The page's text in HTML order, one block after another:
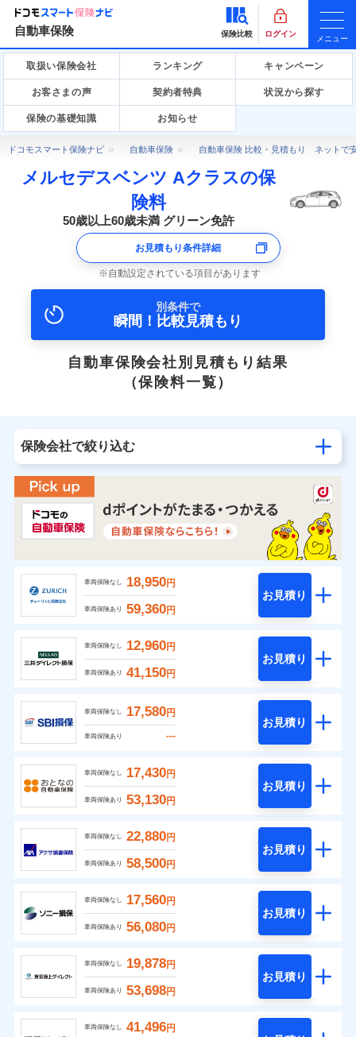
自動車保険 保険比較 ログイン
メニュー
取扱い保険会社 ランキング キャンペーン
お客さまの声 契約者特典 状況から探す
保険の基礎知識 お知らせ
ドコモスマート保険ナビ 自動車保険 自動車保険 比較・見積もり ネットで
メルセデスベンツ Aクラスの保
険料
50歳以上60歳未満 グリーン免許
お見積もり条件詳細
自動設定されている項目があります
別条件で
瞬間！比較見積もり
自動車保険会社別見積もり結果
（保険料一覧）
保険会社で絞り込む
車両保険なし 18,950円
車両保険あり 59,360円
お見積り
車両保険なし 12,960円
車両保険あり 41,150円
お見積り
車両保険なし 17,580円
車両保険あり ---
お見積り
車両保険なし 17,430円
車両保険あり 53,130円
お見積り
車両保険なし 22,880円
車両保険あり 58,500円
お見積り
車両保険なし 17,560円
車両保険あり 56,080円
お見積り
車両保険なし 19,878円
車両保険あり 53,698円
お見積り
車両保険なし 41,496円